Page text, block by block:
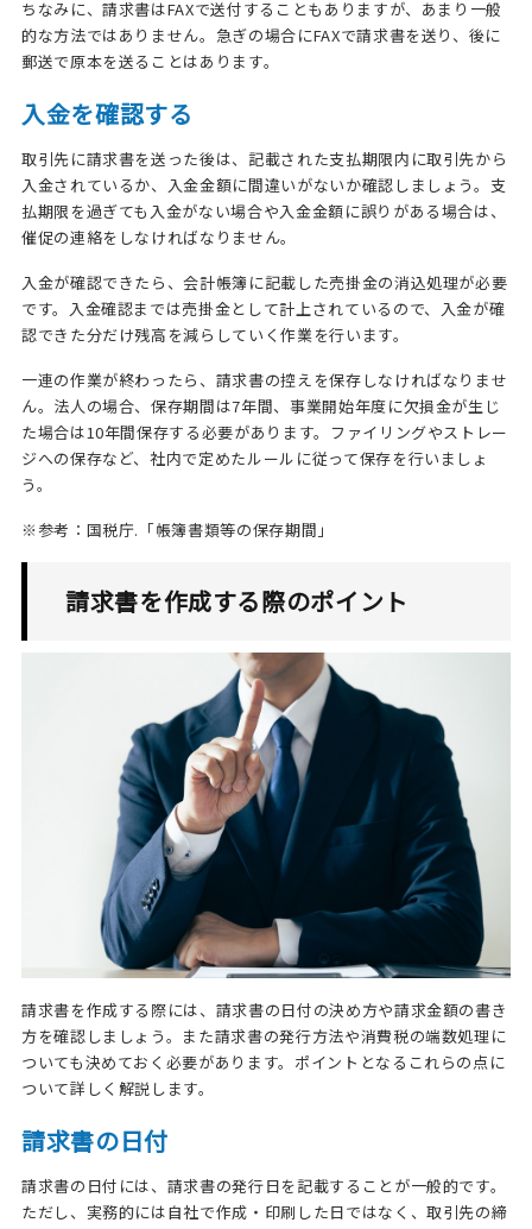
ちなみに、請求書はFAXで送付することもありますが、あまり一般
的な方法ではありません。急ぎの場合にFAXで請求書を送り、後に
郵送で原本を送ることはあります。
入金を確認する
取引先に請求書を送った後は、記載された支払期限内に取引先から
入金されているか、入金金額に間違いがないか確認しましょう。支
払期限を過ぎても入金がない場合や入金金額に誤りがある場合は、
催促の連絡をしなければなりません。
入金が確認できたら、会計帳簿に記載した売掛金の消込処理が必要
です。入金確認までは売掛金として計上されているので、入金が確
認できた分だけ残高を減らしていく作業を行います。
一連の作業が終わったら、請求書の控えを保存しなければなりませ
ん。法人の場合、保存期間は7年間、事業開始年度に欠損金が生じ
た場合は10年間保存する必要があります。ファイリングやストレー
ジへの保存など、社内で定めたルールに従って保存を行いましょ
う。
※参考： 国税庁.「帳簿書類等の保存期間」
請求書を作成する際のポイント
請求書を作成する際には、請求書の日付の決め方や請求金額の書き
方を確認しましょう。また請求書の発行方法や消費税の端数処理に
ついても決めておく必要があります。ポイントとなるこれらの点に
ついて詳しく解説します。
請求書の日付
請求書の日付には、請求書の発行日を記載することが一般的です。
ただし、実務的には自社で作成・印刷した日ではなく、取引先の締